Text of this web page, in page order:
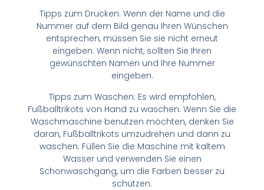
Tipps zum Drucken: Wenn der Name und die
Nummer auf dem Bild genau Ihren Wünschen
entsprechen, müssen Sie sie nicht erneut
eingeben. Wenn nicht, sollten Sie Ihren
gewünschten Namen und Ihre Nummer
eingeben.
Tipps zum Waschen: Es wird empfohlen,
Fußballtrikots von Hand zu waschen. Wenn Sie die
Waschmaschine benutzen möchten, denken Sie
daran, Fußballtrikots umzudrehen und dann zu
waschen. Füllen Sie die Maschine mit kaltem
Wasser und verwenden Sie einen
Schonwaschgang, um die Farben besser zu
schützen.